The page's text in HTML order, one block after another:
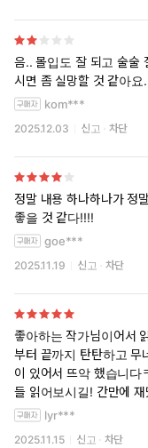
음.. 몰입도 잘 되고 술술
시면 좀 실망할 것 같아요
kom***
2025.12.03 신고 차단
정말 내용 하나하나가 정
좋을 것 같다!!!!
goe***
2025.11.19 신고 차단
좋아하는 작가님이어서
부터 끝까지 탄탄하고 무
이 있어서 뜨악 했습니다
들 읽어보시길! 간만에
lyr***
2025.11.15 신고 차단